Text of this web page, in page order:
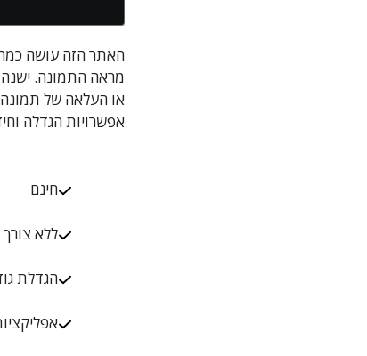
אפשרויות הגדלה
חינם
ללא
הגדלת